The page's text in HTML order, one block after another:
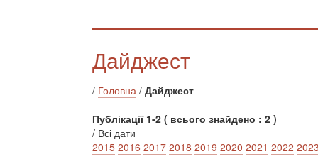
Дайджест
/ Головна / Дайджест
Публікації 1-2 ( всього знайдено : 2 )
/ Всі дати
2015 2016 2017 2018 2019 2020 2021 2022